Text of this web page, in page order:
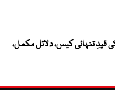
قیدِ تنہائی کیس، دلائل مکمل،